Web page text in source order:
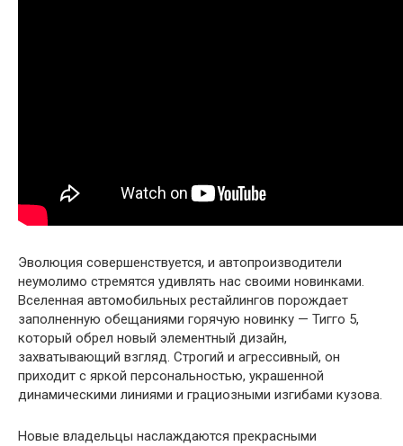
Эволюция совершенствуется, и автопроизводители
неумолимо стремятся удивлять нас своими новинками.
Вселенная автомобильных рестайлингов порождает
заполненную обещаниями горячую новинку — Тигго 5,
который обрел новый элементный дизайн,
захватывающий взгляд. Строгий и агрессивный, он
приходит с яркой персональностью, украшенной
динамическими линиями и грациозными изгибами кузова.
Новые владельцы наслаждаются прекрасными